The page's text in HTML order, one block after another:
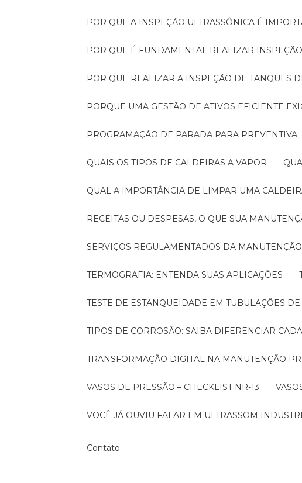
POR QUE A INSPEÇÃO ULTRASSÔNICA É
POR QUE É FUNDAMENTAL REALIZAR
POR QUE REALIZAR A INSPEÇÃO DE TANQUES
PORQUE UMA GESTÃO DE ATIVOS EFICIENTE
PROGRAMAÇÃO DE PARADA PARA PREVENTIVA
QUAIS OS TIPOS DE CALDEIRAS A VAPOR
QUAL A IMPORTÂNCIA DE LIMPAR UMA
RECEITAS OU DESPESAS, O QUE SUA
SERVIÇOS REGULAMENTADOS DA MANUTENÇÃO
TERMOGRAFIA: ENTENDA SUAS APLICAÇÕES
TESTE DE ESTANQUEIDADE EM TUBULAÇÕES DE
TIPOS DE CORROSÃO: SAIBA DIFERENCIAR
TRANSFORMAÇÃO DIGITAL NA MANUTENÇÃO
VASOS DE PRESSÃO – CHECKLIST NR-13
VOCÊ JÁ OUVIU FALAR EM ULTRASSOM
Contato